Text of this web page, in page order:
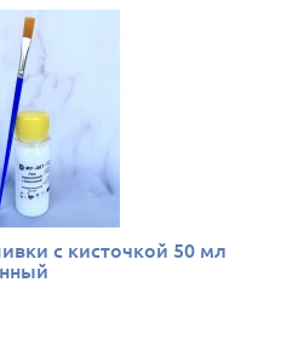
с кисточкой 50 мл